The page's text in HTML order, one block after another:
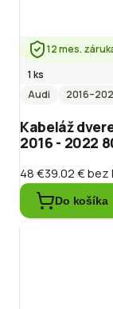
12 mes.
1 ks
Audi
2016
Kabeláž
2016 - 2022
48 €39.02 €bez
Do košíka